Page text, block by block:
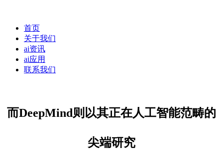
首页
关于我们
ai资讯
ai应用
联系我们
而DeepMind则以其正在人工智能范畴的
尖端研究